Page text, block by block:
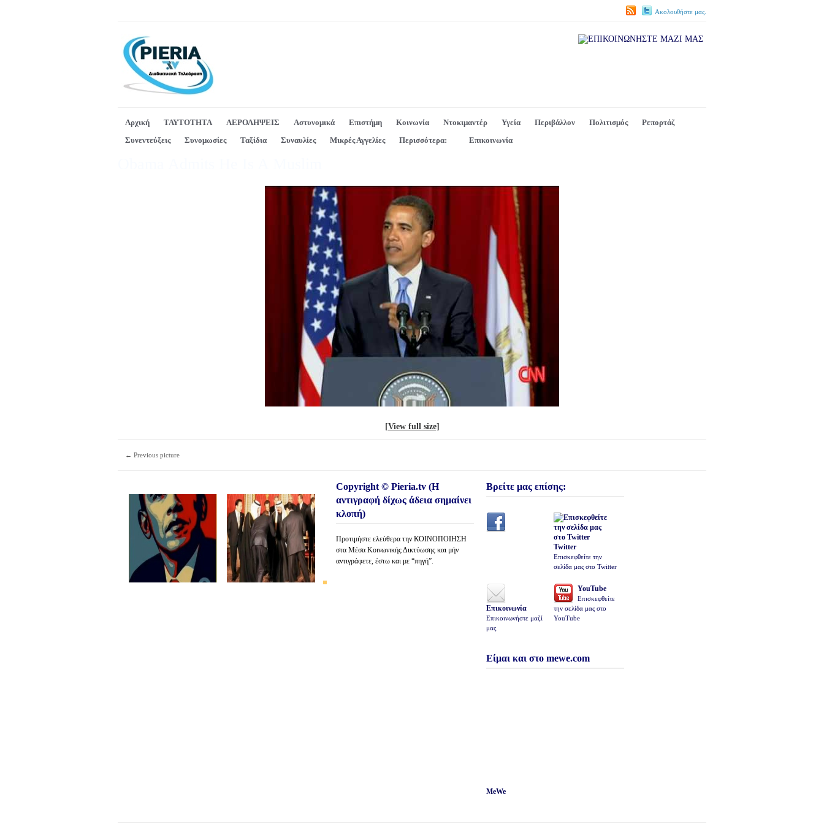
Ακολουθήστε μας.
Αρχική ΤΑΥΤΟΤΗΤΑ ΑΕΡΟΛΗΨΕΙΣ Αστυνομικά Επιστήμη Κοινωνία Ντοκιμαντέρ Υγεία Περιβάλλον Πολιτισμός
Ρεπορτάζ
Συνεντεύξεις
Συνομωσίες Ταξίδια Συναυλίες Μικρές Αγγελίες Περισσότερα: Επικοινωνία
[View full size]
← Previous picture
Copyright © Pieria.tv (Η
αντιγραφή δίχως άδεια σημαίνει
κλοπή)
Προτιμήστε ελεύθερα την ΚΟΙΝΟΠΟΙΗΣΗ
στα Μέσα Κοινωνικής Δικτύωσης και μήν
αντιγράφετε, έστω και με “πηγή”.
Βρείτε μας επίσης:
Twitter
Επισκεφθείτε την
σελίδα μας στο Twitter
Επικοινωνία
Επικοινωνήστε μαζί
μας
YouTube
Επισκεφθείτε
την σελίδα μας στο
YouTube
Είμαι και στο mewe.com
MeWe